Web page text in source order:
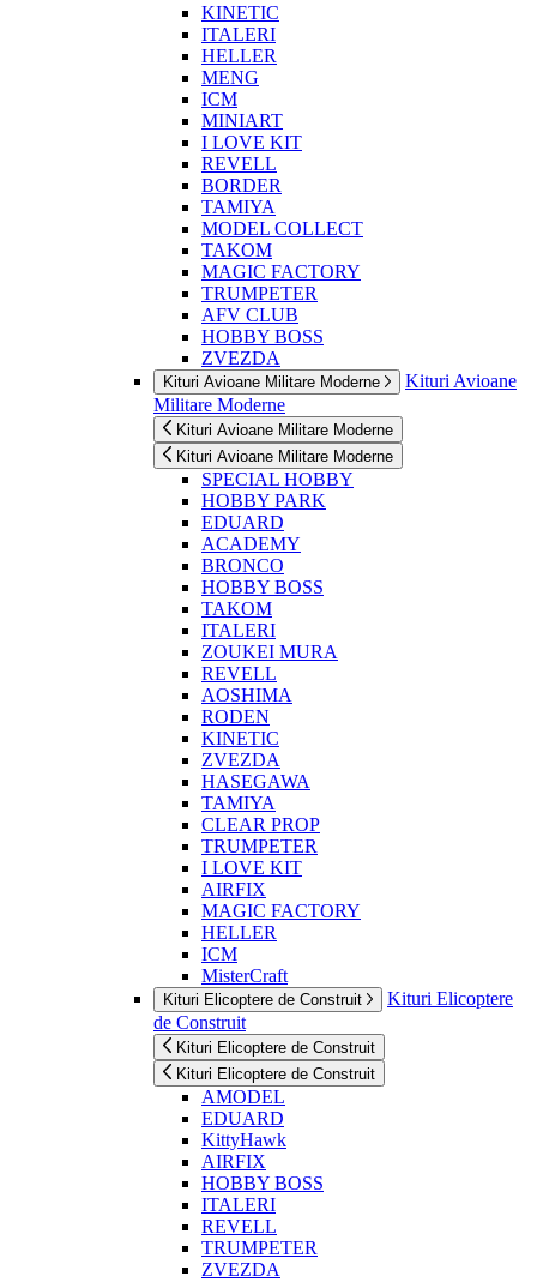
KINETIC
ITALERI
HELLER
MENG
ICM
MINIART
I LOVE KIT
REVELL
BORDER
TAMIYA
MODEL COLLECT
TAKOM
MAGIC FACTORY
TRUMPETER
AFV CLUB
HOBBY BOSS
ZVEZDA
Kituri Avioane Militare Moderne
Kituri Avioane
Militare Moderne
Kituri Avioane Militare Moderne
Kituri Avioane Militare Moderne
SPECIAL HOBBY
HOBBY PARK
EDUARD
ACADEMY
BRONCO
HOBBY BOSS
TAKOM
ITALERI
ZOUKEI MURA
REVELL
AOSHIMA
RODEN
KINETIC
ZVEZDA
HASEGAWA
TAMIYA
CLEAR PROP
TRUMPETER
I LOVE KIT
AIRFIX
MAGIC FACTORY
HELLER
ICM
MisterCraft
Kituri Elicoptere de Construit
Kituri Elicoptere
de Construit
Kituri Elicoptere de Construit
Kituri Elicoptere de Construit
AMODEL
EDUARD
KittyHawk
AIRFIX
HOBBY BOSS
ITALERI
REVELL
TRUMPETER
ZVEZDA